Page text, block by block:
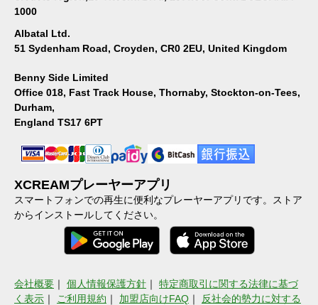
1000
Albatal Ltd.
51 Sydenham Road, Croyden, CR0 2EU, United Kingdom
Benny Side Limited
Office 018, Fast Track House, Thornaby, Stockton-on-Tees,
Durham,
England TS17 6PT
XCREAMプレーヤーアプリ
スマートフォンでの再生に便利なプレーヤーアプリです。ストア
からインストールしてください。
会社概要 ｜ 個人情報保護方針 ｜ 特定商取引に関する法律に基づ
く表示 ｜ ご利用規約 ｜ 加盟店向けFAQ ｜ 反社会的勢力に対する